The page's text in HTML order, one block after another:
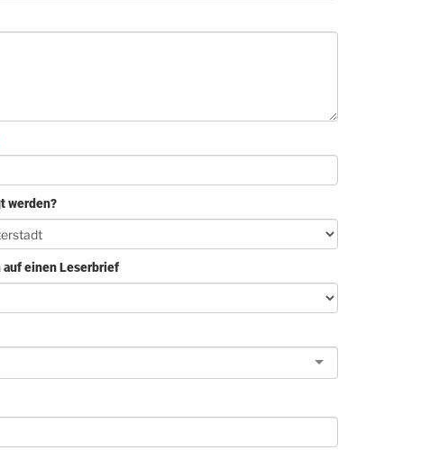
werden?
einen Leserbrief